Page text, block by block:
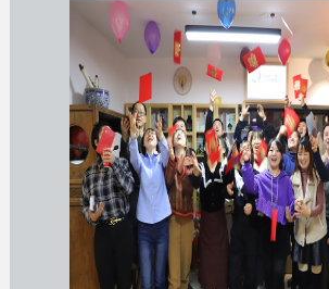
断开拓进取。我们要紧跟市场需求，提升产
Day0 到了西双版纳已经2点了，这里的月亮
样，红彤彤的